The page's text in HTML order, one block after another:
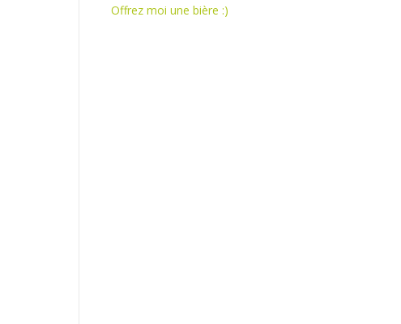
Offrez moi une bière :)